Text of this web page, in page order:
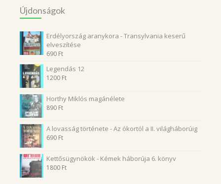
Újdonságok
Erdélyország aranykora - Transylvania keserű
elveszítése
690 Ft
Legendás 12
1200 Ft
Horthy Miklós magánélete
890 Ft
A lovasság története - Az ókortól a II. világháborúig
690 Ft
Kettősügynökök - Kémek háborúja 6. könyv
1800 Ft